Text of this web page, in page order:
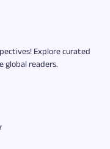
Explore curated
global readers.